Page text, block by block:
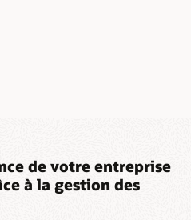
de votre entreprise
à la gestion des